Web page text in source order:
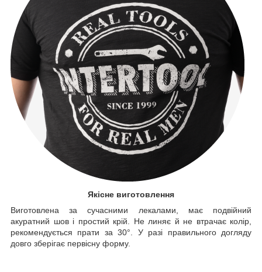
Якісне виготовлення
Виготовлена за сучасними лекалами, має подвійний
акуратний шов і простий крій. Не линяє й не втрачає колір,
рекомендується прати за 30°. У разі правильного догляду
довго зберігає первісну форму.